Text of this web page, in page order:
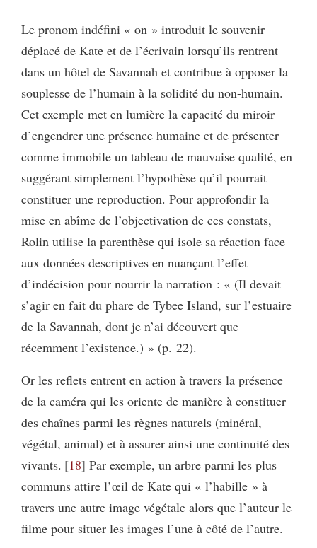
Le pronom indéfini « on » introduit le souvenir
déplacé de Kate et de l’écrivain lorsqu’ils rentrent
dans un hôtel de Savannah et contribue à opposer la
souplesse de l’humain à la solidité du non-humain.
Cet exemple met en lumière la capacité du miroir
d’engendrer une présence humaine et de présenter
comme immobile un tableau de mauvaise qualité, en
suggérant simplement l’hypothèse qu’il pourrait
constituer une reproduction. Pour approfondir la
mise en abîme de l’objectivation de ces constats,
Rolin utilise la parenthèse qui isole sa réaction face
aux données descriptives en nuançant l’effet
d’indécision pour nourrir la narration : « (Il devait
s’agir en fait du phare de Tybee Island, sur l’estuaire
de la Savannah, dont je n’ai découvert que
récemment l’existence.) » (p. 22).
Or les reflets entrent en action à travers la présence
de la caméra qui les oriente de manière à constituer
des chaînes parmi les règnes naturels (minéral,
végétal, animal) et à assurer ainsi une continuité des
vivants. 18 Par exemple, un arbre parmi les plus
communs attire l’œil de Kate qui « l’habille » à
travers une autre image végétale alors que l’auteur le
filme pour situer les images l’une à côté de l’autre.